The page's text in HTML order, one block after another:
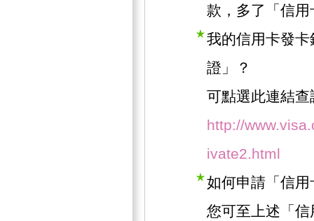
款，多了「信
我的信用卡發
證」？
可點選此連結查
http://
ivate2.html
如何申請「信
您可至上述「